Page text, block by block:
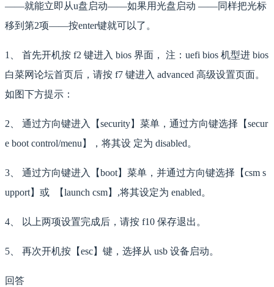
——就能立即从u盘启动——如果用光盘启动 ——同样把光标
移到第2项——按enter键就可以了。
1、 首先开机按 f2 键进入 bios 界面， 注：uefi bios 机型进 bios
白菜网论坛首页后，请按 f7 键进入 advanced 高级设置页面。
如图下方提示：
2、 通过方向键进入【security】菜单，通过方向键选择【secur
e boot control/menu】，将其设 定为 disabled。
3、 通过方向键进入【boot】菜单，并通过方向键选择【csm s
upport】或 【launch csm】,将其设定为 enabled。
4、 以上两项设置完成后，请按 f10 保存退出。
5、 再次开机按【esc】键，选择从 usb 设备启动。
回答